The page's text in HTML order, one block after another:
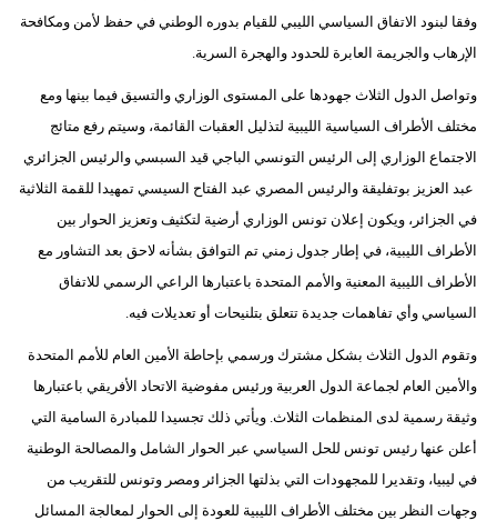
وفقا لبنود الاتفاق السياسي الليبي للقيام بدوره الوطني في حفظ لأمن ومكافحة
الإرهاب والجريمة العابرة للحدود والهجرة السرية.
وتواصل الدول الثلاث جهودها على المستوى الوزاري والتسيق فيما بينها ومع
مختلف الأطراف السياسية الليبية لتذليل العقبات القائمة، وسيتم رفع متائج
الاجتماع الوزاري إلى الرئيس التونسي الباجي قيد السبسي والرئيس الجزائري
عبد العزيز بوتفليقة والرئيس المصري عبد الفتاح السيسي تمهيدا للقمة الثلاثية
في الجزائر، ويكون إعلان تونس الوزاري أرضية لتكثيف وتعزيز الحوار بين
الأطراف الليبية، في إطار جدول زمني تم التوافق بشأنه لاحق بعد التشاور مع
الأطراف الليبية المعنية والأمم المتحدة باعتبارها الراعي الرسمي للاتفاق
السياسي وأي تفاهمات جديدة تتعلق بتلنيحات أو تعديلات فيه.
وتقوم الدول الثلاث بشكل مشترك ورسمي بإحاطة الأمين العام للأمم المتحدة
والأمين العام لجماعة الدول العربية ورئيس مفوضية الاتحاد الأفريقي باعتبارها
وثيقة رسمية لدى المنظمات الثلاث. ويأتي ذلك تجسيدا للمبادرة السامية التي
أعلن عنها رئيس تونس للحل السياسي عبر الحوار الشامل والمصالحة الوطنية
في ليبيا، وتقديرا للمجهودات التي بذلتها الجزائر ومصر وتونس للتقريب من
وجهات النظر بين مختلف الأطراف الليبية للعودة إلى الحوار لمعالجة المسائل